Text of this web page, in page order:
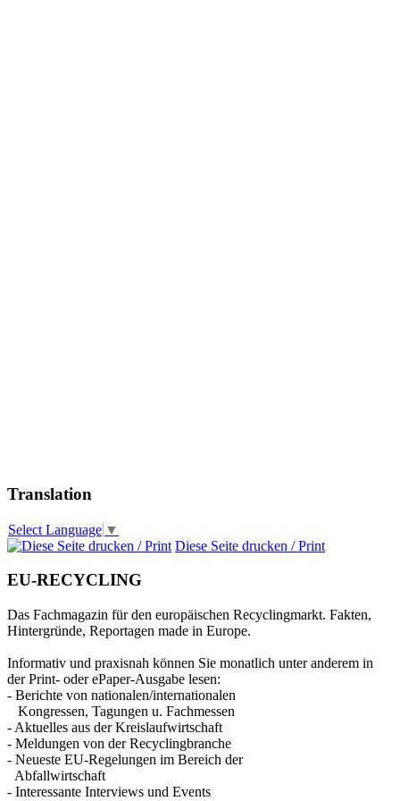
Translation
Select Language ▼
Diese Seite drucken / Print
EU-RECYCLING
Das Fachmagazin für den europäischen Recyclingmarkt. Fakten,
Hintergründe, Reportagen made in Europe.
Informativ und praxisnah können Sie monatlich unter anderem in
der Print- oder ePaper-Ausgabe lesen:
- Berichte von nationalen/internationalen
Kongressen, Tagungen u. Fachmessen
- Aktuelles aus der Kreislaufwirtschaft
- Meldungen von der Recyclingbranche
- Neueste EU-Regelungen im Bereich der
Abfallwirtschaft
- Interessante Interviews und Events